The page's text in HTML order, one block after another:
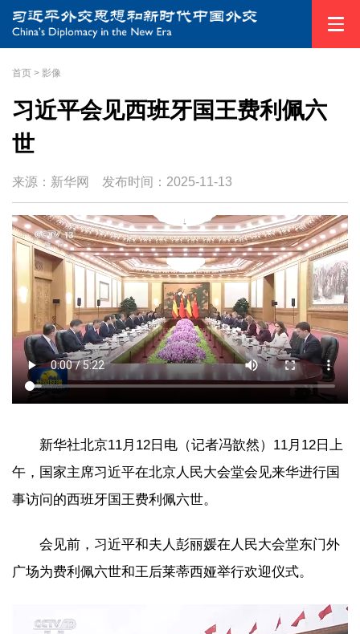
首页 > 影像
习近平会见西班牙国王费利佩六
世
来源：新华网 发布时间： 2025-11-13
新华社北京11月12日电（记者冯歆然）11月12日上
午，国家主席习近平在北京人民大会堂会见来华进行国
事访问的西班牙国王费利佩六世。
会见前，习近平和夫人彭丽媛在人民大会堂东门外
广场为费利佩六世和王后莱蒂西娅举行欢迎仪式。